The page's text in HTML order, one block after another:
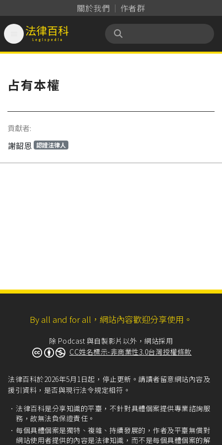
關於我們 作者群
法律百科 Legispedia
占有本權
貢獻者:
謝韶恩 認證法律人
By all and for all，網站內容歡迎分享使用。
除 Podcast 與自製影片以外，網站採用
CC姓名標示-非商業性3.0台灣授權條款
法律百科於2026年5月1日起，停止更新。請讀者留意網站內容及
援引資料，是否與現行法令規定相符。
法律百科是分享知識的平臺，不針對具體個案提供專業諮詢服
務，故無法負保證責任。
每個具體個案是獨特、複雜、持續發展的，作者及平臺無償對
網站使用者提供的內容是法律知識，而不是每個具體個案的解